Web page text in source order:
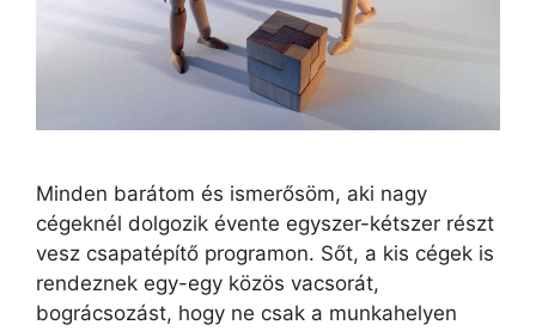
Minden barátom és ismerősöm, aki nagy
cégeknél dolgozik évente egyszer-kétszer részt
vesz csapatépítő programon. Sőt, a kis cégek is
rendeznek egy-egy közös vacsorát,
bográcsozást, hogy ne csak a munkahelyen